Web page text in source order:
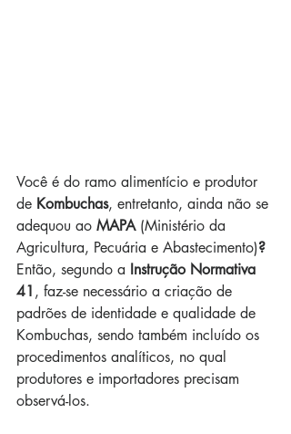
Você é do ramo alimentício e produtor
de Kombuchas, entretanto, ainda não se
adequou ao MAPA (Ministério da
Agricultura, Pecuária e Abastecimento)?
Então, segundo a Instrução Normativa
41 , faz-se necessário a criação de
padrões de identidade e qualidade de
Kombuchas, sendo também incluído os
procedimentos analíticos, no qual
produtores e importadores precisam
observá-los.